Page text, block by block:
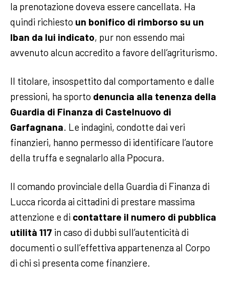
la prenotazione doveva essere cancellata. Ha
quindi richiesto un bonifico di rimborso su un
Iban da lui indicato, pur non essendo mai
avvenuto alcun accredito a favore dell’agriturismo.
Il titolare, insospettito dal comportamento e dalle
pressioni, ha sporto denuncia alla tenenza della
Guardia di Finanza di Castelnuovo di
Garfagnana. Le indagini, condotte dai veri
finanzieri, hanno permesso di identificare l’autore
della truffa e segnalarlo alla Ppocura.
Il comando provinciale della Guardia di Finanza di
Lucca ricorda ai cittadini di prestare massima
attenzione e di contattare il numero di pubblica
utilità 117 in caso di dubbi sull’autenticità di
documenti o sull’effettiva appartenenza al Corpo
di chi si presenta come finanziere.